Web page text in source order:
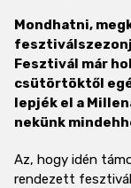
+ Kapcsolat
Mondhatni,
Fesztivál már
csütörtöktől
lepjék el a
nekünk
Az, hogy idén
rendezett